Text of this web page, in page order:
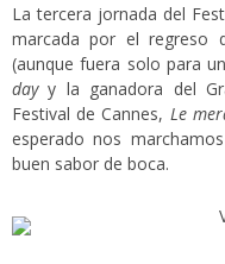
La tercera jornada del
marcada por el regreso
(aunque fuera solo para
dayy la ganadora del
Festival de Cannes, Le
esperado nos
buen sabor de boca.